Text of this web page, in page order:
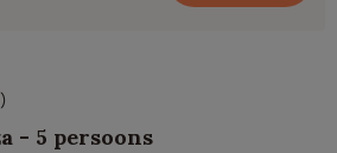
- 5 persoons